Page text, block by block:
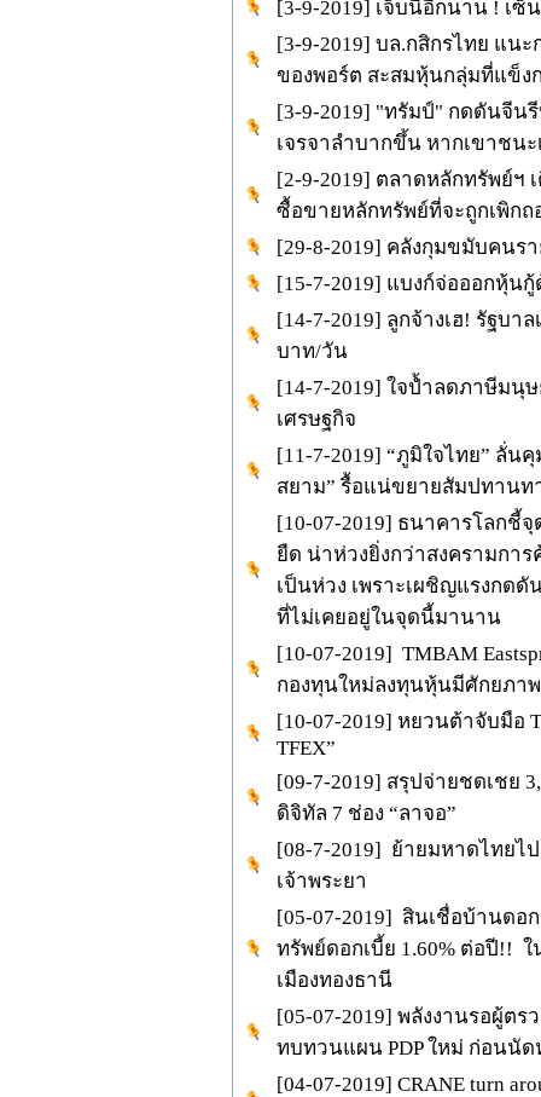
[3-9-2019] เจ็บนี้อีกนาน ! เซ็
[3-9-2019] บล.กสิกรไทย แนะ
ของพอร์ต สะสมหุ้นกลุ่มที่แข็ง
[3-9-2019] "ทรัมป์" กดดันจีน
เจรจาลำบากขึ้น หากเขาชนะ
[2-9-2019] ตลาดหลักทรัพย์ฯ
ซื้อขายหลักทรัพย์ที่จะถูกเพิกถ
[29-8-2019] คลังกุมขมับคนร
[15-7-2019] แบงก์จ่อออกหุ้น
[14-7-2019] ลูกจ้างเฮ! รัฐบ
บาท/วัน
[14-7-2019] ใจป้ำลดภาษีมนุ
เศรษฐกิจ
[11-7-2019] “ภูมิใจไทย” ลั่น
สยาม” รื้อแน่ขยายสัมปทานท
[10-07-2019] ธนาคารโลกชี้
ยืด น่าห่วงยิ่งกว่าสงครามกา
เป็นห่วง เพราะเผชิญแรงกด
ที่ไม่เคยอยู่ในจุดนี้มานาน
[10-07-2019] TMBAM
กองทุนใหม่ลงทุนหุ้นมีศักยภา
[10-07-2019] หยวนต้าจับมือ
TFEX”
[09-7-2019] สรุปจ่ายชดเชย
ดิจิทัล 7 ช่อง “ลาจอ”
[08-7-2019] ย้ายมหาดไทยไ
เจ้าพระยา
[05-07-2019] สินเชื่อบ้านดอ
ทรัพย์ดอกเบี้ย 1.60% ต่อปี!! ใ
เมืองทองธานี
[05-07-2019] พลังงานรอผู้ต
ทบทวนแผน PDP ใหม่ ก่อนนัด
[04-07-2019] CRANE turn